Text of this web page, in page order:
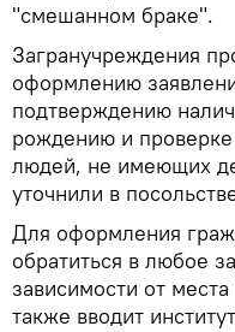
"смешанном браке".
Загранучреждения
оформлению
подтверждению
рождению и проверке
людей, не имеющих
уточнили в
Для оформления
обратиться в любое
зависимости от
также вводит